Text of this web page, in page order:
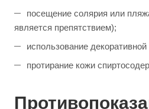
посещение солярия или
является препятствием);
использование
протирание кожи